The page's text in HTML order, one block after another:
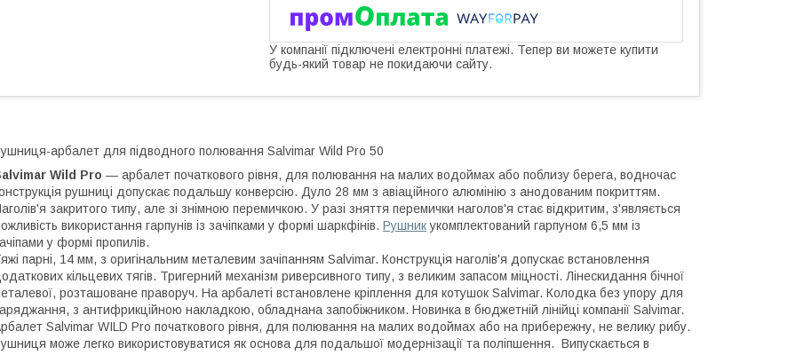
У компанії підключені електронні платежі. Тепер ви можете купити
будь-який товар не покидаючи сайту.
арбалет для підводного полювання Salvimar Wild Pro 50
Wild Pro — арбалет початкового рівня, для полювання на малих водоймах або поблизу берега, водночас
рушниці допускає подальшу конверсію. Дуло 28 мм з авіаційного алюмінію з анодованим покриттям.
закритого типу, але зі знімною перемичкою. У разі зняття перемички наголов'я стає відкритим, з'являється
використання гарпунів із зачіпками у формі шаркфінів. Рушникукомплектований гарпуном 6,5 мм із
у формі пропилів.
парні, 14 мм, з оригінальним металевим зачіпанням Salvimar. Конструкція наголів'я допускає встановлення
кільцевих тягів. Тригерний механізм риверсивного типу, з великим запасом міцності. Лінескидання бічної
розташоване праворуч. На арбалеті встановлене кріплення для котушок Salvimar. Колодка без упору для
з антифрикційною накладкою, обладнана запобіжником. Новинка в бюджетній лінійці компанії Salvimar.
Salvimar WILD Pro початкового рівня, для полювання на малих водоймах або на прибережну, не велику рибу.
може легко використовуватися як основа для подальшої модернізації та поліпшення. Випускається в